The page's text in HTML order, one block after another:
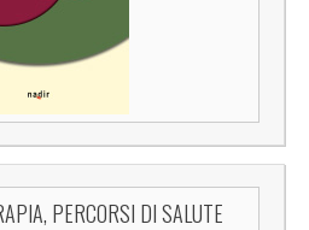
PERCORSI DI SALUTE